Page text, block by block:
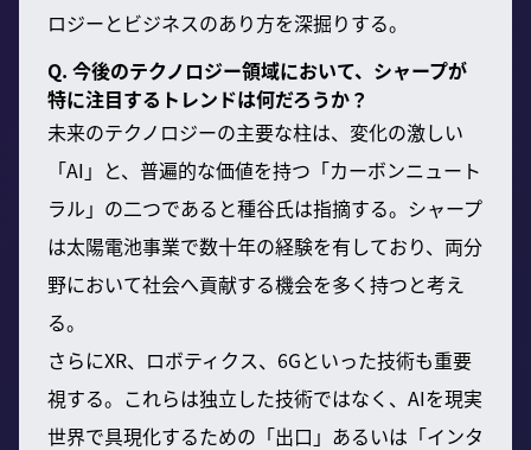
ロジーとビジネスのあり方を深掘りする。
Q. 今後のテクノロジー領域において、シャープが
特に注目するトレンドは何だろうか？
未来のテクノロジーの主要な柱は、変化の激しい
「AI」と、普遍的な価値を持つ「カーボンニュート
ラル」の二つであると種谷氏は指摘する。シャープ
は太陽電池事業で数十年の経験を有しており、両分
野において社会へ貢献する機会を多く持つと考え
る。
さらにXR、ロボティクス、6Gといった技術も重要
視する。これらは独立した技術ではなく、AIを現実
世界で具現化するための「出口」あるいは「インタ